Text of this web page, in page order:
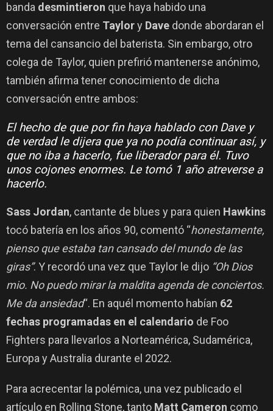
banda desmintieron que haya habido una
conversación entre Taylory Dave donde abordaran el
tema del cansancio del baterista. Sin embargo, otro
colega de Taylor, quien prefirió mantenerse anónimo,
también afirma tener conocimiento de dicha
conversación entre ambos:
El hecho de que por fin haya hablado con Dave y
de verdad le dijera que ya no podía continuar así, y
que no iba a hacerlo, fue liberador para él. Tuvo
unos cojones enormes. Le tomó 1 año atreverse a
hacerlo.
Sass Jordan, cantante de blues y para quien Hawkins
tocó batería en los años 90, comentó “honestamente,
pienso que estaba tan cansado del mundo de las
giras”. Y recordó una vez que Taylor le dijo “Oh Dios
mio. No puedo mirar la maldita agenda de conciertos.
Me da ansiedad“. En aquél momento habían 62
fechas programadas en el calendario de Foo
Fighters para llevarlos a Norteamérica, Sudamérica,
Europa y Australia durante el 2022.
Para acrecentar la polémica, una vez publicado el
artículo en Rolling Stone, tanto Matt Cameron como